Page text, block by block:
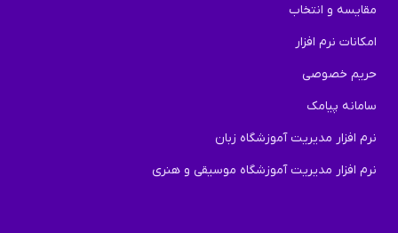
مقایسه و انتخاب
امکانات نرم افزار
حریم خصوصی
سامانه پیامک
نرم افزار مدیریت آموزشگاه زبان
نرم افزار مدیریت آموزشگاه موسیقی و هنری